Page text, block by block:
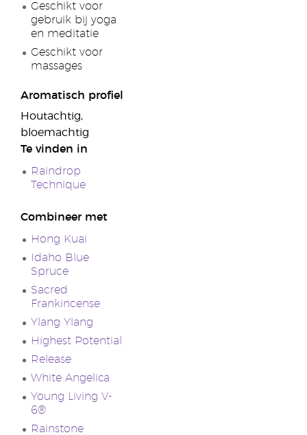
Geschikt voor
gebruik bij yoga
en meditatie
Geschikt voor
massages
Aromatisch profiel
Houtachtig,
bloemachtig
Te vinden in
Raindrop
Technique
Combineer met
Hong Kuai
Idaho Blue
Spruce
Sacred
Frankincense
Ylang Ylang
Highest Potential
Release
White Angelica
Young Living V-
6®
Rainstone